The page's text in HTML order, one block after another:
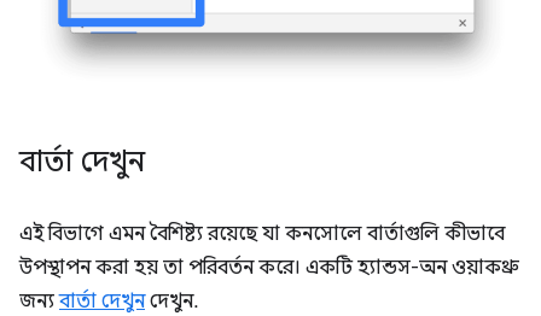
বার্তা দেখুন
এই বিভাগে এমন বৈশিষ্ট্য রয়েছে যা কনসোলে বার্তাগুলি কীভাবে
উপস্থাপন করা হয় তা পরিবর্তন করে। একটি হ্যান্ডস-অন ওয়াকথ্রু
জন্যবার্তা দেখুনদেখুন.